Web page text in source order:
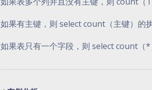
如果有主键，则 select count（主键）的
如果表只有一个字段，则 select count（*